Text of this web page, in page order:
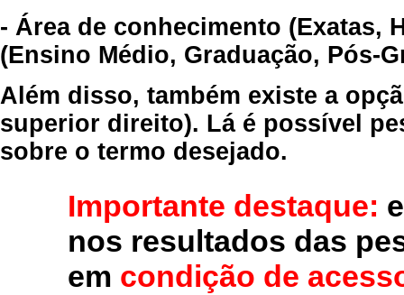
- Área de conhecimento (Exatas,
(Ensino Médio, Graduação, Pós-
Além disso, também existe a
superior direito). Lá é possível
sobre o termo desejado.
Importante destaque:
nos resultados das
em condição de